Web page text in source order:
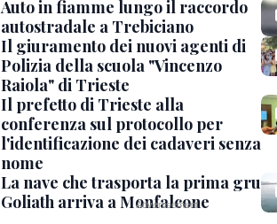
Auto in fiamme lungo il raccordo
autostradale a Trebiciano
Il giuramento dei nuovi agenti di
Polizia della scuola "Vincenzo
Raiola" di Trieste
Il prefetto di Trieste alla
conferenza sul protocollo per
l'identificazione dei cadaveri senza
nome
La nave che trasporta la prima gru
Goliath arriva a Monfalcone